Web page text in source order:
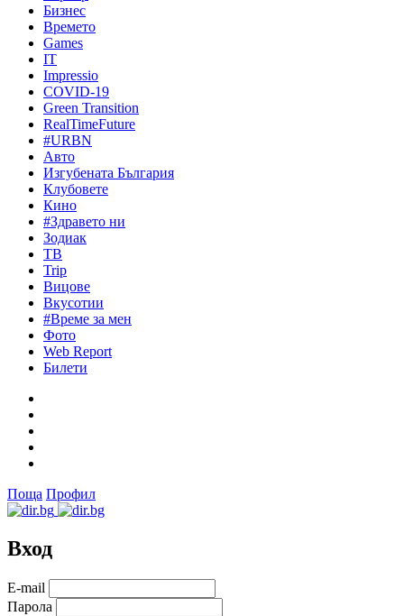
Бизнес
Времето
Games
IT
Impressio
COVID-19
Green Transition
RealTimeFuture
#URBN
Авто
Изгубената България
Клубовете
Кино
#Здравето ни
Зодиак
ТВ
Trip
Вицове
Вкусотии
#Време за мен
Фото
Web Report
Билети
Поща Профил
Вход
Е-mail
Парола